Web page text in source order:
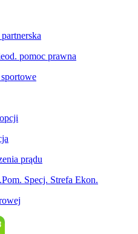
pomoc prawna
prądu
Pom. Specj. Strefa Ekon.